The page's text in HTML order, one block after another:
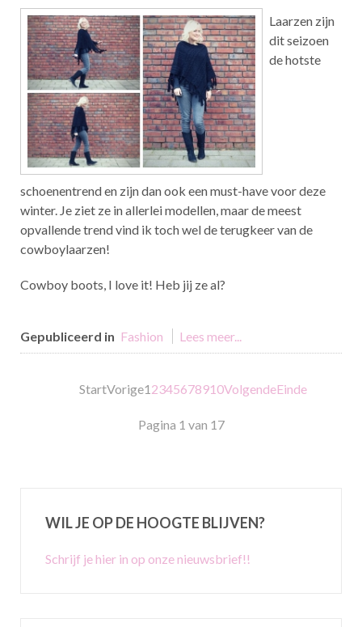
Laarzen zijn
dit seizoen
de hotste
schoenentrend en zijn dan ook een must-have voor deze
winter. Je ziet ze in allerlei modellen, maar de meest
opvallende trend vind ik toch wel de terugkeer van de
cowboylaarzen!
Cowboy boots, I love it! Heb jij ze al?
Gepubliceerd in Fashion Lees meer...
StartVorige1 2345678910VolgendeEinde
Pagina 1 van 17
WIL JE OP DE HOOGTE BLIJVEN?
Schrijf je hier in op onze nieuwsbrief!!